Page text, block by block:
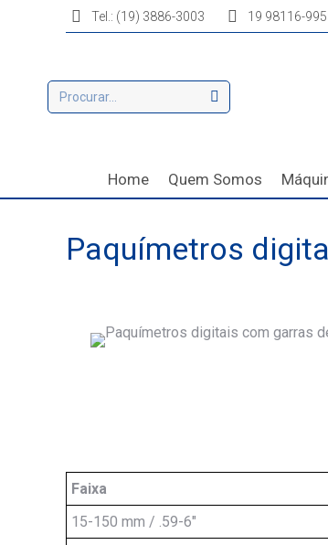
Tel.: (19) 3886-3003 19 98116-
Home Quem Somos
Paquímetros
Faixa
15-150 mm / .59-6"